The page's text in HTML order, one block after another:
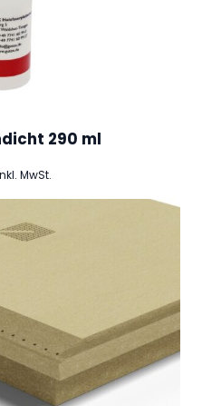
290 ml
MwSt.